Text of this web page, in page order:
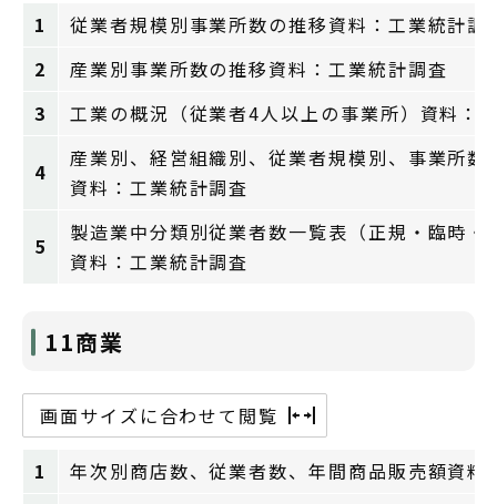
1
従業者規模別事業所数の推移資料：工業統計調
2
産業別事業所数の推移資料：工業統計調査
3
工業の概況（従業者4人以上の事業所）資料：
4
産業別、経営組織別、従業者規模別、事業所数
資料：工業統計調査
5
製造業中分類別従業者数一覧表（正規・臨時・
資料：工業統計調査
11商業
画面サイズに合わせて閲覧
1
年次別商店数、従業者数、年間商品販売額資料